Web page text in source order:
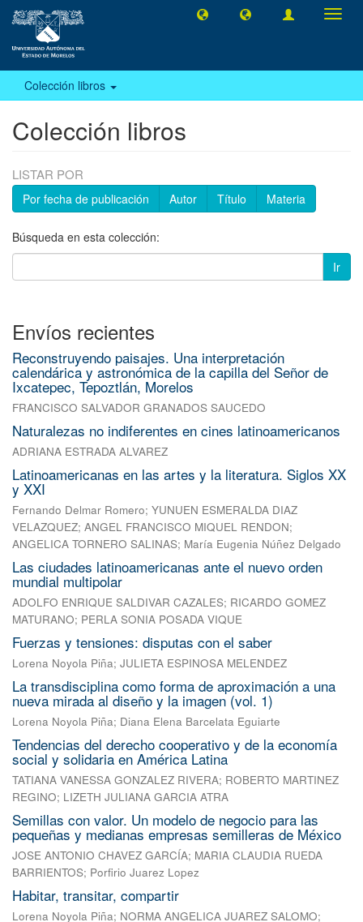
Colección libros
Colección libros
LISTAR POR
Por fecha de publicación Autor Título Materia
Búsqueda en esta colección:
Ir
Envíos recientes
Reconstruyendo paisajes. Una interpretación
calendárica y astronómica de la capilla del Señor de
Ixcatepec, Tepoztlán, Morelos
FRANCISCO SALVADOR GRANADOS SAUCEDO
Naturalezas no indiferentes en cines latinoamericanos
ADRIANA ESTRADA ALVAREZ
Latinoamericanas en las artes y la literatura. Siglos XX
y XXI
Fernando Delmar Romero; YUNUEN ESMERALDA DIAZ
VELAZQUEZ; ANGEL FRANCISCO MIQUEL RENDON;
ANGELICA TORNERO SALINAS; María Eugenia Núñez Delgado
Las ciudades latinoamericanas ante el nuevo orden
mundial multipolar
ADOLFO ENRIQUE SALDIVAR CAZALES; RICARDO GOMEZ
MATURANO; PERLA SONIA POSADA VIQUE
Fuerzas y tensiones: disputas con el saber
Lorena Noyola Piña; JULIETA ESPINOSA MELENDEZ
La transdisciplina como forma de aproximación a una
nueva mirada al diseño y la imagen (vol. 1)
Lorena Noyola Piña; Diana Elena Barcelata Eguiarte
Tendencias del derecho cooperativo y de la economía
social y solidaria en América Latina
TATIANA VANESSA GONZALEZ RIVERA; ROBERTO MARTINEZ
REGINO; LIZETH JULIANA GARCIA ATRA
Semillas con valor. Un modelo de negocio para las
pequeñas y medianas empresas semilleras de México
JOSE ANTONIO CHAVEZ GARCÍA; MARIA CLAUDIA RUEDA
BARRIENTOS; Porfirio Juarez Lopez
Habitar, transitar, compartir
Lorena Noyola Piña; NORMA ANGELICA JUAREZ SALOMO;